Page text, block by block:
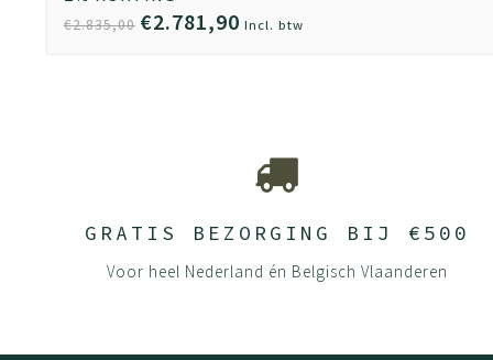
€2.835,00 €2.781,90 Incl. btw
GRATIS BEZORGING BIJ €500
Voor heel Nederland én Belgisch Vlaanderen